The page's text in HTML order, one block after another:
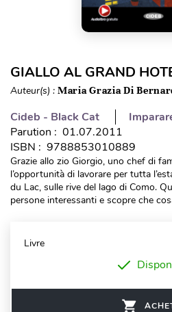
GIALLO AL GRAND
Auteur(s) : Maria Grazia Di
Cideb - Black Cat
Parution : 01.07.2011
ISBN : 9788853010889
Grazie allo zio Giorgio, uno chef di
l’opportunità di lavorare per tutta
du Lac, sulle rive del lago di Como.
persone interessanti e scopre che
Livre